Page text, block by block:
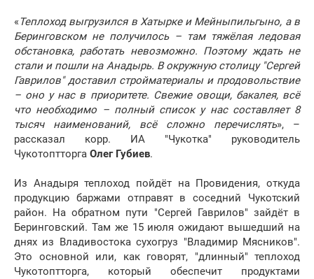
« Теплоход выгрузился в Хатырке и Мейныпильгыно, а в
Беринговском не получилось – там тяжёлая ледовая
обстановка, работать невозможно. Поэтому ждать не
стали и пошли на Анадырь. В окружную столицу "Сергей
Гаврилов" доставил стройматериалы и продовольствие
– оно у нас в приоритете. Свежие овощи, бакалея, всё
что необходимо – полный список у нас составляет 8
тысяч наименований, всё сложно перечислять», –
рассказал корр. ИА "Чукотка" руководитель
Чукотоптторга Олег Губиев.
Из Анадыря теплоход пойдёт на Провидения, откуда
продукцию баржами отправят в соседний Чукотский
район. На обратном пути "Сергей Гаврилов" зайдёт в
Беринговский. Там же 15 июля ожидают вышедший на
днях из Владивостока сухогруз "Владимир Мясников".
Это основной или, как говорят, "длинный" теплоход
Чукотоптторга, который обеспечит продуктами